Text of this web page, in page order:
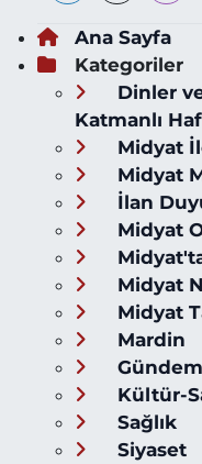
Ana Sayfa
Kategoriler
Dinler
Katmanlı
Midyat
Midyat
İlan
Midyat
Midyat
Midyat
Mardin
Gündem
Kültür-
Sağlık
Siyaset